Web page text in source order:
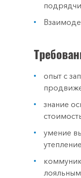
опыт с
знание
умение